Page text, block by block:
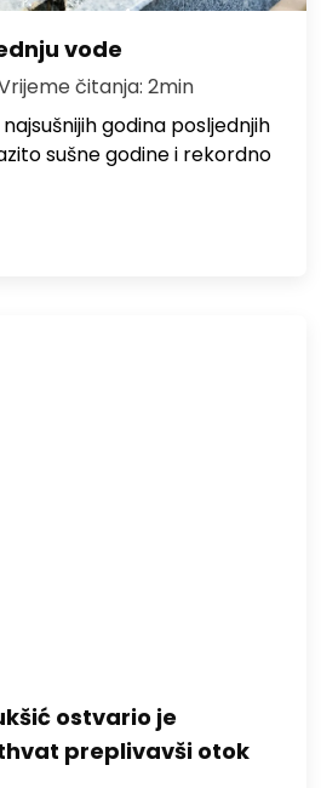
vode
čitanja: 2min
godina posljednjih
sušne godine i rekordno
ostvario je
preplivavši otok